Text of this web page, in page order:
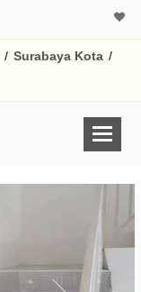
/ Surabaya Kota /
Harga Rp
% /th
Untuk hasil simulasi
pada kotak-